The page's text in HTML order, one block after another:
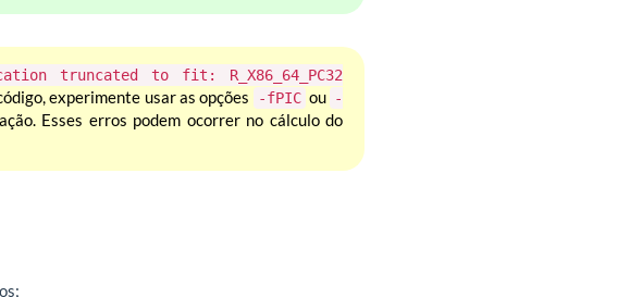
truncated to fit: R_X86_64_PC32
experimente usar as opções -fPIC ou -
Esses erros podem ocorrer no cálculo do